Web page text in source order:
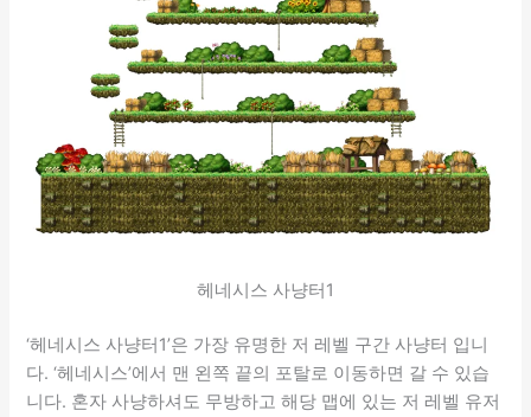
헤네시스 사냥터1
‘헤네시스 사냥터1’은 가장 유명한 저 레벨 구간 사냥터 입니
다. ‘헤네시스’에서 맨 왼쪽 끝의 포탈로 이동하면 갈 수 있습
니다. 혼자 사냥하셔도 무방하고 해당 맵에 있는 저 레벨 유저